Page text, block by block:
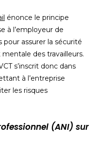
énonce le principe
à l’employeur de
pour assurer la sécurité
des travailleurs.
s’inscrit donc dans
à l’entreprise
les risques
(ANI) sur